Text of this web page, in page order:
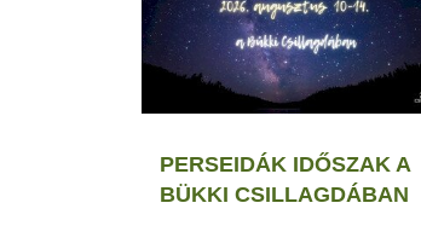
PERSEIDÁK IDŐSZAK A
BÜKKI CSILLAGDÁBAN